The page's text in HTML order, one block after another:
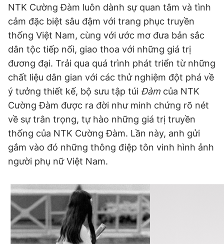
Thông tin tòa soạn Liên hệ quảng cáo
Đọc Thanh Niên trên điện thoại
Theo dõi báo trên
Hotline
0906 645 777
Liên hệ quảng cáo
0908 780 404
Đặt báo Quảng cáo RSS Tòa soạn
NTK Cường Đàm luôn dành sự quan tâm và tình
cảm đặc biệt sâu đậm với trang phục truyền
thống Việt Nam, cùng với ước mơ đưa bản sắc
dân tộc tiếp nối, giao thoa với những giá trị
đương đại. Trải qua quá trình phát triển từ những
chất liệu dân gian với các thử nghiệm đột phá về
ý tưởng thiết kế, bộ sưu tập túi Đàm của NTK
Cường Đàm được ra đời như minh chứng rõ nét
về sự trân trọng, tự hào những giá trị truyền
thống của NTK Cường Đàm. Lần này, anh gửi
gắm vào đó những thông điệp tôn vinh hình ảnh
người phụ nữ Việt Nam.